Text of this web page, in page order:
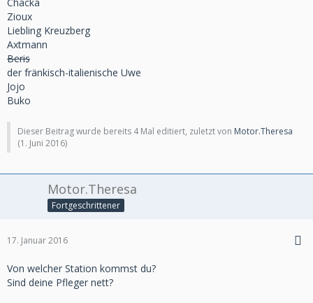
Zioux
Liebling Kreuzberg
Axtmann
Beris
der fränkisch-italienische Uwe
Jojo
Buko
Dieser Beitrag wurde bereits 4 Mal editiert, zuletzt von Motor.Theresa
(1. Juni 2016)
Motor.Theresa
Fortgeschrittener
17. Januar 2016
Von welcher Station kommst du?
Sind deine Pfleger nett?